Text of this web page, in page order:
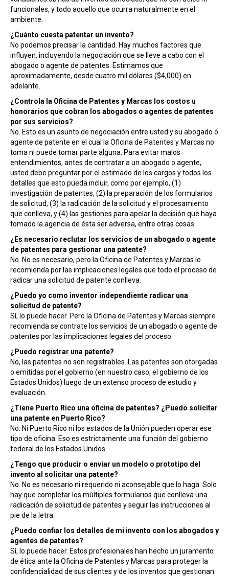
funcionales, y todo aquello que ocurra naturalmente en el
ambiente.
¿Cuánto cuesta patentar un invento?
No podemos precisar la cantidad. Hay muchos factores que
influyen, incluyendo la negociación que se lleve a cabo con el
abogado o agente de patentes. Estimamos que
aproximadamente, desde cuatro mil dólares ($4,000) en
adelante.
¿Controla la Oficina de Patentes y Marcas los costos u
honorarios que cobran los abogados o agentes de patentes
por sus servicios?
No. Esto es un asunto de negociación entre usted y su abogado o
agente de patente en el cual la Oficina de Patentes y Marcas no
toma ni puede tomar parte alguna. Para evitar malos
entendimientos, antes de contratar a un abogado o agente,
usted debe preguntar por el estimado de los cargos y todos los
detalles que esto pueda incluir, como por ejemplo, (1)
investigación de patentes, (2) la preparación de los formularios
de solicitud, (3) la radicación de la solicitud y el procesamiento
que conlleva, y (4) las gestiones para apelar la decisión que haya
tomado la agencia de ésta ser adversa, entre otras cosas.
¿Es necesario reclutar los servicios de un abogado o agente
de patentes para gestionar una patente?
No. No es necesario, pero la Oficina de Patentes y Marcas lo
recomienda por las implicaciones legales que todo el proceso de
radicar una solicitud de patente conlleva.
¿Puedo yo como inventor independiente radicar una
solicitud de patente?
Sí, lo puede hacer. Pero la Oficina de Patentes y Marcas siempre
recomienda se contrate los servicios de un abogado o agente de
patentes por las implicaciones legales del proceso.
¿Puedo registrar una patente?
No, las patentes no son registrables. Las patentes son otorgadas
o emitidas por el gobierno (en nuestro caso, el gobierno de los
Estados Unidos) luego de un extenso proceso de estudio y
evaluación.
¿Tiene Puerto Rico una oficina de patentes? ¿Puedo solicitar
una patente en Puerto Rico?
No. Ni Puerto Rico ni los estados de la Unión pueden operar ese
tipo de oficina. Eso es estrictamente una función del gobierno
federal de los Estados Unidos.
¿Tengo que producir o enviar un modelo o prototipo del
invento al solicitar una patente?
No. No es necesario ni requerido ni aconsejable que lo haga. Solo
hay que completar los múltiples formularios que conlleva una
radicación de solicitud de patentes y seguir las instrucciones al
pie de la letra.
¿Puedo confiar los detalles de mi invento con los abogados y
agentes de patentes?
Sí, lo puede hacer. Estos profesionales han hecho un juramento
de ética ante la Oficina de Patentes y Marcas para proteger la
confidencialidad de sus clientes y de los inventos que gestionan.